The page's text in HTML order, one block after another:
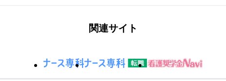
関連サイト